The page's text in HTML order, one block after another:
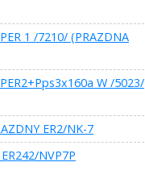
1 /7210/ (PRAZDNA
W /5023/
ER2/NK-7
NVP7P